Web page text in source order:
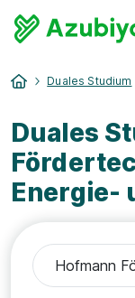
Duales Studium
Duales
Energie-